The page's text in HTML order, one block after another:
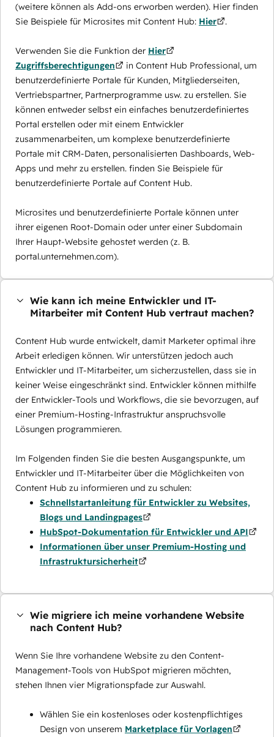
(weitere können als Add-ons erworben werden). Hier finden
Sie Beispiele für Microsites mit Content Hub: Hier .
Verwenden Sie die Funktion der Hier
Zugriffsberechtigungen
in Content Hub Professional, um
benutzerdefinierte Portale für Kunden, Mitgliederseiten,
Vertriebspartner, Partnerprogramme usw. zu erstellen. Sie
können entweder selbst ein einfaches benutzerdefiniertes
Portal erstellen oder mit einem Entwickler
zusammenarbeiten, um komplexe benutzerdefinierte
Portale mit CRM-Daten, personalisierten Dashboards, Web-
Apps und mehr zu erstellen. finden Sie Beispiele für
benutzerdefinierte Portale auf Content Hub.
Microsites und benutzerdefinierte Portale können unter
ihrer eigenen Root-Domain oder unter einer Subdomain
Ihrer Haupt-Website gehostet werden (z. B.
portal.unternehmen.com).
Wie kann ich meine Entwickler und IT-
Mitarbeiter mit Content Hub vertraut machen?
Content Hub wurde entwickelt, damit Marketer optimal ihre
Arbeit erledigen können. Wir unterstützen jedoch auch
Entwickler und IT-Mitarbeiter, um sicherzustellen, dass sie in
keiner Weise eingeschränkt sind. Entwickler können mithilfe
der Entwickler-Tools und Workflows, die sie bevorzugen, auf
einer Premium-Hosting-Infrastruktur anspruchsvolle
Lösungen programmieren.
Im Folgenden finden Sie die besten Ausgangspunkte, um
Entwickler und IT-Mitarbeiter über die Möglichkeiten von
Content Hub zu informieren und zu schulen:
Schnellstartanleitung für Entwickler zu Websites,
Blogs und Landingpages
HubSpot-Dokumentation für Entwickler und API
Informationen über unser Premium-Hosting und
Infrastruktursicherheit
Wie migriere ich meine vorhandene Website
nach Content Hub?
Wenn Sie Ihre vorhandene Website zu den Content-
Management-Tools von HubSpot migrieren möchten,
stehen Ihnen vier Migrationspfade zur Auswahl.
Wählen Sie ein kostenloses oder kostenpflichtiges
Design von unserem Marketplace für Vorlagen